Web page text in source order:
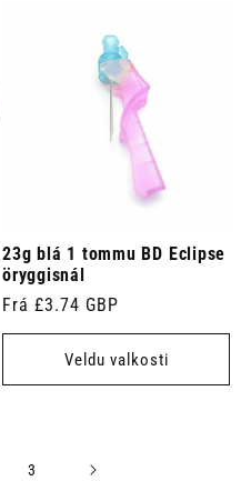
23g blá 1 tommu BD Eclipse
öryggisnál
Venjulegt
verð
Frá £3.74 GBP
Veldu valkosti
3